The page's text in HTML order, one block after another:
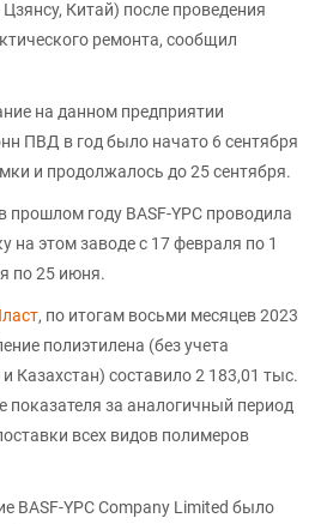
Китай) после проведения
ремонта, сообщил
на данном предприятии
ПВД в год было начато 6 сентября
и продолжалось до 25 сентября.
прошлом году BASF-YPC проводила
на этом заводе c 17 февраля по 1
по 25 июня.
, по итогам восьми месяцев 2023
полиэтилена (без учета
Казахстан) составило 2 183,01 тыс.
показателя за аналогичный период
всех видов полимеров
BASF-YPC Company Limited было